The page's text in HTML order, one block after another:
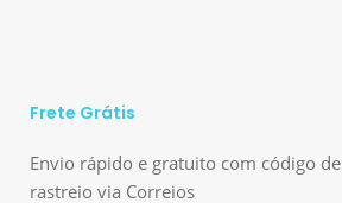
Frete Grátis
Envio rápido e gratuito com código de
rastreio via Correios